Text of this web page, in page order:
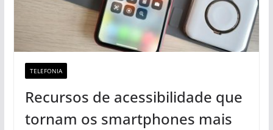
TELEFONIA
Recursos de acessibilidade que
tornam os smartphones mais